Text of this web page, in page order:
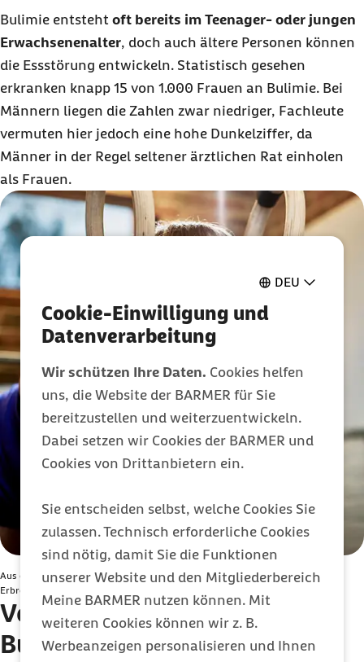
DEU
Cookie-Einwilligung und
Datenverarbeitung
Wir schützen Ihre Daten. Cookies helfen
uns, die Website der BARMER für Sie
bereitzustellen und weiterzuentwickeln.
Dabei setzen wir Cookies der BARMER und
Cookies von Drittanbietern ein.
Sie entscheiden selbst, welche Cookies Sie
zulassen. Technisch erforderliche Cookies
sind nötig, damit Sie die Funktionen
unserer Website und den Mitgliederbereich
Meine BARMER nutzen können. Mit
weiteren Cookies können wir z. B.
Werbeanzeigen personalisieren und Ihnen
Bulimie entsteht oft bereits im Teenager- oder jungen
Erwachsenenalter, doch auch ältere Personen können
die Essstörung entwickeln. Statistisch gesehen
erkranken knapp 15 von 1.000 Frauen an Bulimie. Bei
Männern liegen die Zahlen zwar niedriger, Fachleute
vermuten hier jedoch eine hohe Dunkelziffer, da
Männer in der Regel seltener ärztlichen Rat einholen
als Frauen.
Aus einer Bulimie mit Essanfällen und kompensierenden Maßnahmen wie
Erbrechen oder Sport kann sich auch eine Magersucht entwickeln.
Verlauf: Welche Folgen hat
Bulimie?